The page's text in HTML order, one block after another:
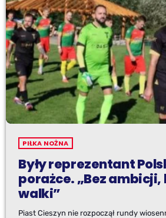
PIŁKA NOŻNA
Były reprezentant
porażce. „Bez ambicji,
walki”
Piast Cieszyn nie rozpoczął rundy